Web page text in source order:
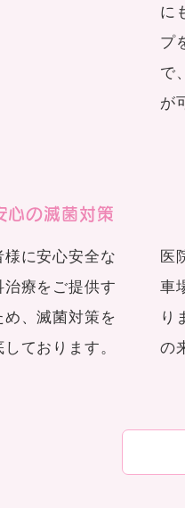
に
プ
で
が
心の滅菌対策
様に安心安全な
治療をご提供す
め、滅菌対策を
ております。
医
車
り
の